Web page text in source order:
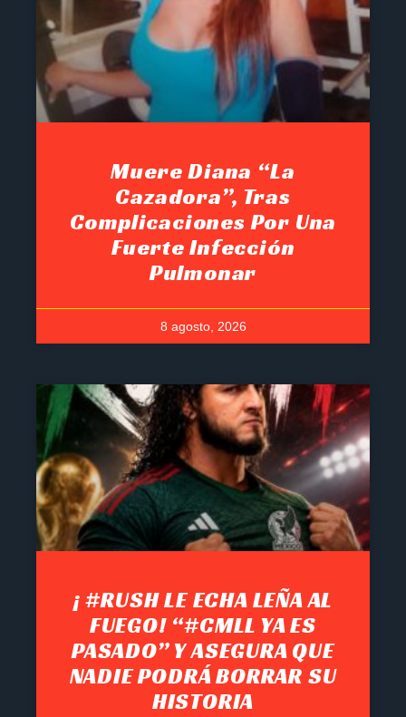
Muere Diana “La
Cazadora”, Tras
Complicaciones Por Una
Fuerte Infección
Pulmonar
8 agosto, 2026
¡ #RUSH LE ECHA LEÑA AL
FUEGO! “#CMLL YA ES
PASADO” Y ASEGURA QUE
NADIE PODRÁ BORRAR SU
HISTORIA